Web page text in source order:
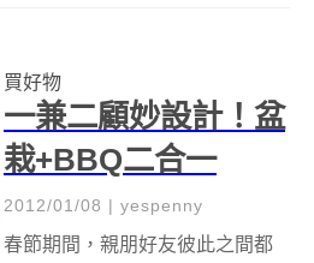
出新的一集「不可能的任務」，
看到...
買好物
一兼二顧妙設計！盆
栽+BBQ二合一
2012/01/08 | yespenny
春節期間，親朋好友彼此之間都